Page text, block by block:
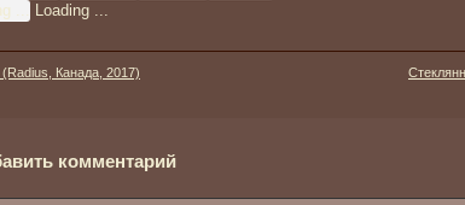
Loading ...
Канада, 2017)
комментарий